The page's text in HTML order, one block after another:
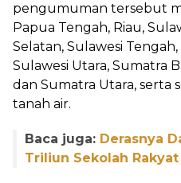
pengumuman tersebut
Papua Tengah, Riau,
Selatan, Sulawesi
Sulawesi Utara, Sumatra
dan Sumatra Utara, serta
tanah air.
Baca juga: Derasnya
Triliun Sekolah